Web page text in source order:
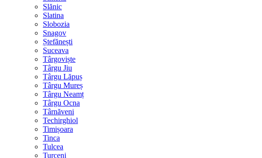
Slănic
Slatina
Slobozia
Snagov
Ștefănești
Suceava
Târgoviște
Târgu Jiu
Târgu Lăpuș
Târgu Mureș
Târgu Neamț
Târgu Ocna
Târnăveni
Techirghiol
Timișoara
Tinca
Tulcea
Turceni